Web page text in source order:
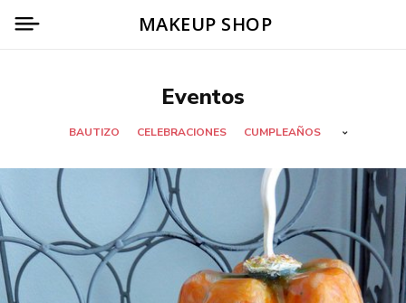
MAKEUP SHOP
Eventos
BAUTIZO CELEBRACIONES CUMPLEAÑOS